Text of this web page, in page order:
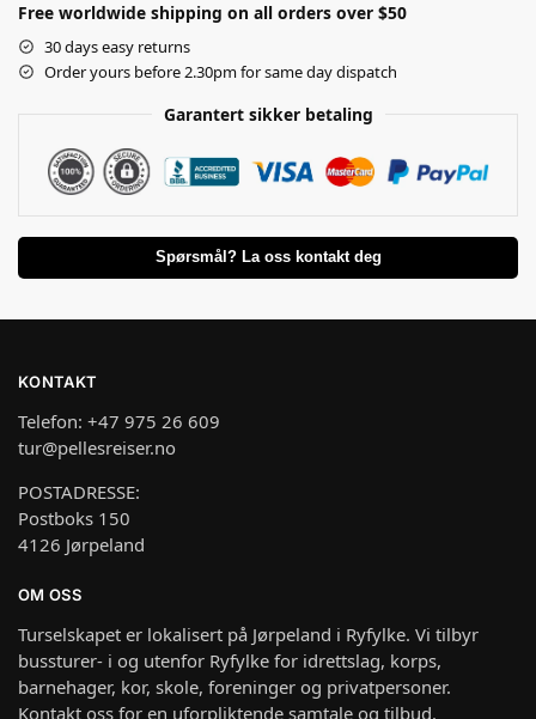
Free worldwide shipping on all orders over $50
30 days easy returns
Order yours before 2.30pm for same day dispatch
Garantert sikker betaling
Spørsmål? La oss kontakt deg
KONTAKT
Telefon: +47 975 26 609
tur@pellesreiser.no
POSTADRESSE:
Postboks 150
4126 Jørpeland
OM OSS
Turselskapet er lokalisert på Jørpeland i Ryfylke. Vi tilbyr
bussturer- i og utenfor Ryfylke for idrettslag, korps,
barnehager, kor, skole, foreninger og privatpersoner.
Kontakt oss for en uforpliktende samtale og tilbud.